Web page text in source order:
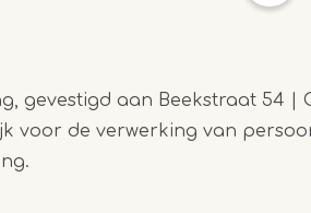
gevestigd aan Beekstraat 54 |
voor de verwerking van